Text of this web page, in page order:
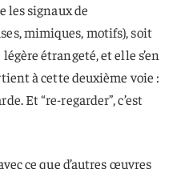
les signaux de
mimiques, motifs), soit
étrangeté, et elle s’en
à cette deuxième voie :
Et “re-regarder”, c’est
ce que d’autres œuvres